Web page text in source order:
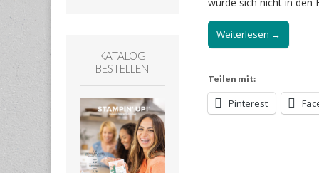
Weiterlesen →
Teilen mit:
Pinterest
KATALOG
BESTELLEN